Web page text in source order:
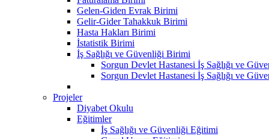
Gelen-Giden Evrak Birimi
Gelir-Gider Tahakkuk Birimi
Hasta Hakları Birimi
İstatistik Birimi
İş Sağlığı ve Güvenliği Birimi
Sorgun Devlet Hastanesi İş Sağlığı ve
Sorgun Devlet Hastanesi İş Sağlığı ve
Projeler
Diyabet Okulu
Eğitimler
İş Sağlığı ve Güvenliği Eğitimi